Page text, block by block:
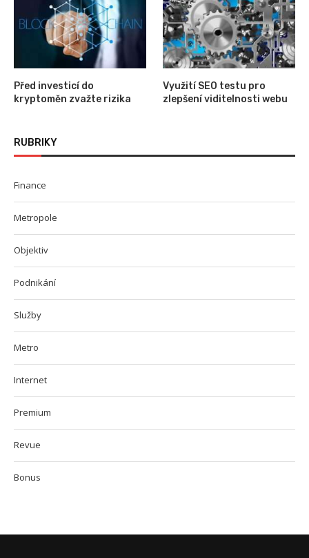
Před investicí do
kryptoměn zvažte rizika
Využití SEO testu pro
zlepšení viditelnosti webu
RUBRIKY
Finance
Metropole
Objektiv
Podnikání
Služby
Metro
Internet
Premium
Revue
Bonus